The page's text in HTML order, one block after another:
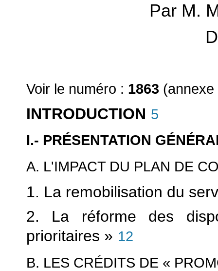
Par M.
Voir le numéro : 1863 (annexe
INTRODUCTION 5
I.- PRÉSENTATION
A. L'IMPACT DU PLAN DE
1. La remobilisation du
2. La réforme des
prioritaires » 12
B. LES CRÉDITS DE «